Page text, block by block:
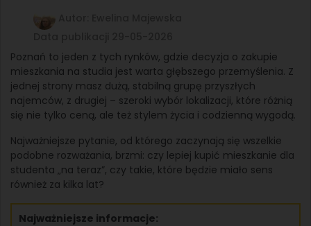
Poznań to jeden z tych rynków, gdzie decyzja o zakupie
mieszkania na studia jest warta głębszego przemyślenia. Z
jednej strony masz dużą, stabilną grupę przyszłych
najemców, z drugiej – szeroki wybór lokalizacji, które różnią
się nie tylko ceną, ale też stylem życia i codzienną wygodą.
Najważniejsze pytanie, od którego zaczynają się wszelkie
podobne rozważania, brzmi: czy lepiej kupić mieszkanie dla
studenta „na teraz”, czy takie, które będzie miało sens
również za kilka lat?
Najważniejsze informacje: